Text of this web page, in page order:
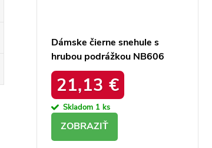
Dámske čierne snehule s
hrubou podrážkou NB606
BLACK
21,13 €
Skladom 1 ks